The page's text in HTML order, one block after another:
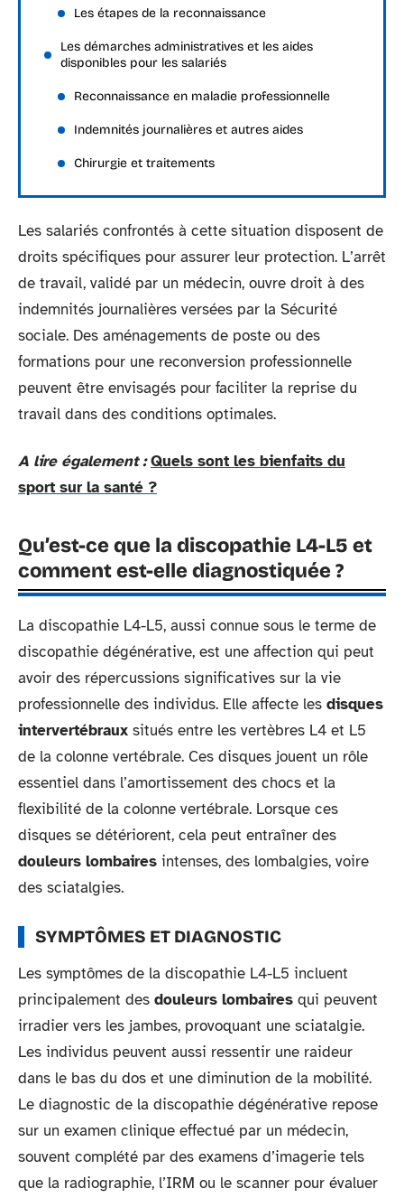
Les étapes de la reconnaissance
Les démarches administratives et les aides
disponibles pour les salariés
Reconnaissance en maladie professionnelle
Indemnités journalières et autres aides
Chirurgie et traitements
Les salariés confrontés à cette situation disposent de
droits spécifiques pour assurer leur protection. L’arrêt
de travail, validé par un médecin, ouvre droit à des
indemnités journalières versées par la Sécurité
sociale. Des aménagements de poste ou des
formations pour une reconversion professionnelle
peuvent être envisagés pour faciliter la reprise du
travail dans des conditions optimales.
A lire également : Quels sont les bienfaits du
sport sur la santé ?
Qu’est-ce que la discopathie L4-L5 et
comment est-elle diagnostiquée ?
La discopathie L4-L5, aussi connue sous le terme de
discopathie dégénérative, est une affection qui peut
avoir des répercussions significatives sur la vie
professionnelle des individus. Elle affecte les disques
intervertébraux situés entre les vertèbres L4 et L5
de la colonne vertébrale. Ces disques jouent un rôle
essentiel dans l’amortissement des chocs et la
flexibilité de la colonne vertébrale. Lorsque ces
disques se détériorent, cela peut entraîner des
douleurs lombaires intenses, des lombalgies, voire
des sciatalgies.
SYMPTÔMES ET DIAGNOSTIC
Les symptômes de la discopathie L4-L5 incluent
principalement des douleurs lombaires qui peuvent
irradier vers les jambes, provoquant une sciatalgie.
Les individus peuvent aussi ressentir une raideur
dans le bas du dos et une diminution de la mobilité.
Le diagnostic de la discopathie dégénérative repose
sur un examen clinique effectué par un médecin,
souvent complété par des examens d’imagerie tels
que la radiographie, l’IRM ou le scanner pour évaluer